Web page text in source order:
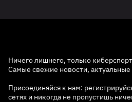
Ничего лишнего, только
Самые свежие новости, актуальные
Присоединяйся к нам:
сетях и никогда не пропустишь